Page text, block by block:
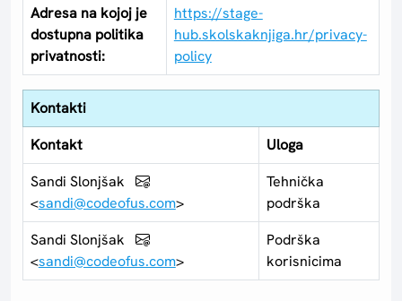
Adresa na kojoj je
dostupna politika
privatnosti:
https://stage-
hub.skolskaknjiga.hr/privacy-
policy
Kontakti
Kontakt
Uloga
Sandi Slonjšak
<sandi@codeofus.com>
Tehnička
podrška
Sandi Slonjšak
<sandi@codeofus.com>
Podrška
korisnicima